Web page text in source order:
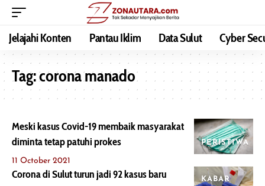
Jelajahi Konten Pantau Iklim Data Sulut Cyber
Tag:corona manado
PERISTIWA
Meski kasus Covid-19 membaik masyarakat
diminta tetap patuhi prokes
11 October 2021
KABAR
Corona di Sulut turun jadi 92 kasus baru